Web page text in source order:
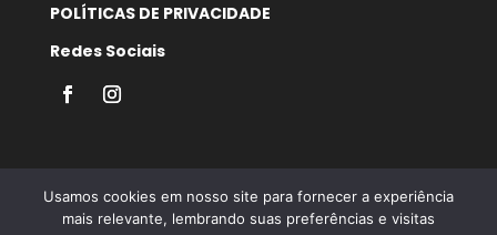
POLÍTICAS DE PRIVACIDADE
Redes Sociais
Usamos cookies em nosso site para fornecer a experiência
mais relevante, lembrando suas preferências e visitas